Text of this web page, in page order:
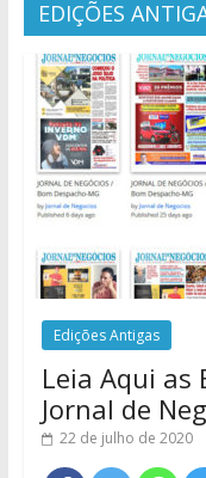
EDIÇÕES
Edições Antigas
Leia Aqui as
Jornal de
22 de julho de 2020